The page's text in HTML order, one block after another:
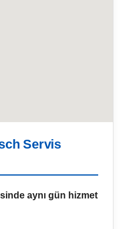
Servis
aynı gün hizmet